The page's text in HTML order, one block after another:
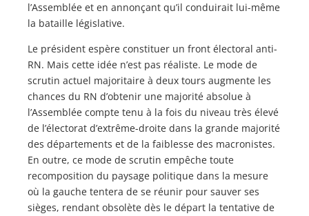
l’Assemblée et en annonçant qu’il conduirait lui-même
la bataille législative.
Le président espère constituer un front électoral anti-
RN. Mais cette idée n’est pas réaliste. Le mode de
scrutin actuel majoritaire à deux tours augmente les
chances du RN d’obtenir une majorité absolue à
l’Assemblée compte tenu à la fois du niveau très élevé
de l’électorat d’extrême-droite dans la grande majorité
des départements et de la faiblesse des macronistes.
En outre, ce mode de scrutin empêche toute
recomposition du paysage politique dans la mesure
où la gauche tentera de se réunir pour sauver ses
sièges, rendant obsolète dès le départ la tentative de